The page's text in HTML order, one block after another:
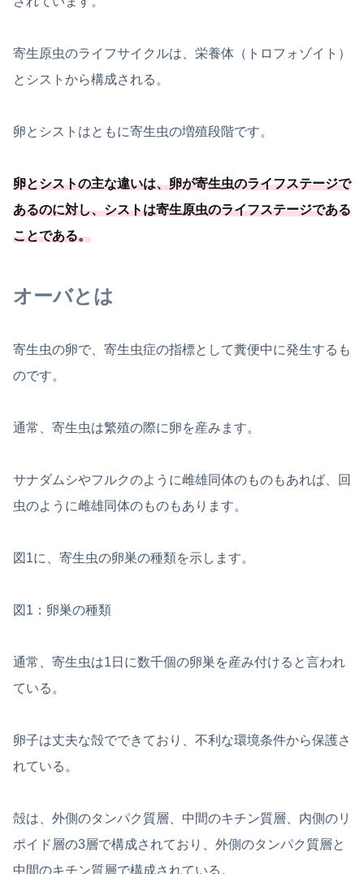
寄生原虫のライフサイクルは、栄養体（トロフォゾイト）
とシストから構成される。
卵とシストはともに寄生虫の増殖段階です。
卵とシストの主な違いは、卵が寄生虫のライフステージで
あるのに対し、シストは寄生原虫のライフステージである
ことである。
オーバとは
寄生虫の卵で、寄生虫症の指標として糞便中に発生するも
のです。
通常、寄生虫は繁殖の際に卵を産みます。
サナダムシやフルクのように雌雄同体のものもあれば、回
虫のように雌雄同体のものもあります。
図1に、寄生虫の卵巣の種類を示します。
図1：卵巣の種類
通常、寄生虫は1日に数千個の卵巣を産み付けると言われ
ている。
卵子は丈夫な殻でできており、不利な環境条件から保護さ
れている。
殻は、外側のタンパク質層、中間のキチン質層、内側のリ
ポイド層の3層で構成されており、外側のタンパク質層と
中間のキチン質層で構成されている。